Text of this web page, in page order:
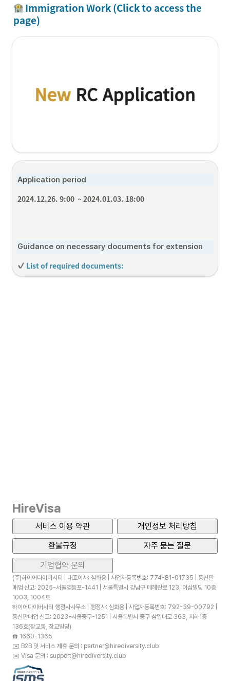
Immigration Work (Click to access the
page)
Application period
2024.12.26. 9:00  ~ 2024.01.03. 18:00
Guidance on necessary documents for extension
List of required documents:
HireVisa
서비스 이용 약관
개인정보 처리방침
환불규정
자주 묻는 질문
기업협약 문의
(주)하이어다이버시티 | 대표이사: 심화용 | 사업자등록번호: 774-81-01735 | 통신판
매업 신고: 2025-서울영등포-1441 | 서울특별시 강남구 테헤란로 123, 여삼빌딩 10층
1003, 1004호
하이어다이버시티 행정사사무소 | 행정사: 심화용 | 사업자등록번호: 792-39-00792 |
통신판매업 신고: 2023-서울중구-1251 | 서울특별시 중구 삼일대로 363, 지하1층
136호(장교동, 장교빌딩)
☎️ 1660-1365
✉️ B2B 및 서비스 제휴 문의 : partner@hirediversity.club
✉️ Visa 문의 : support@hirediversity.club